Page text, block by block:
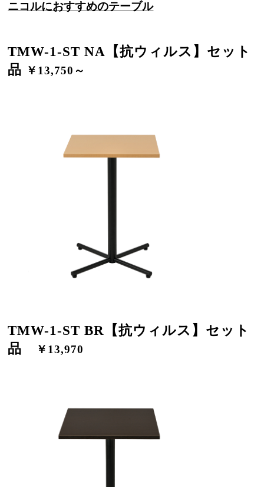
ニコルにおすすめのテーブル
TMW-1-ST NA【抗ウィルス】セット
品 ￥13,750～
TMW-1-ST BR【抗ウィルス】セット
品
￥13,970